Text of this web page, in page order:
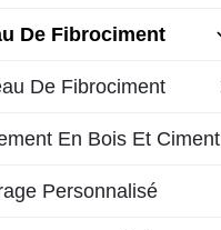
De Fibrociment
De Fibrociment
En Bois Et Ciment
Personnalisé